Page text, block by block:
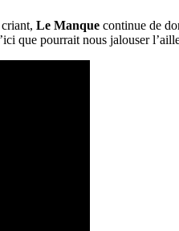
Le Manque continue de
que pourrait nous jalouser